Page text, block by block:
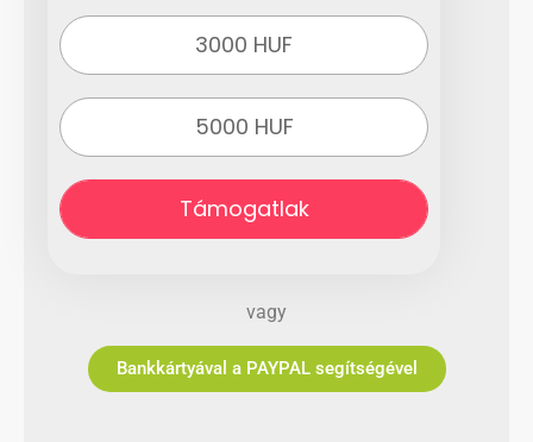
3000 HUF
5000 HUF
Támogatlak
vagy
Bankkártyával a PAYPAL segítségével